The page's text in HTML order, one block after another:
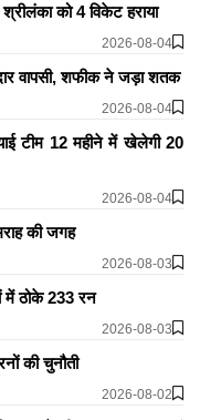
को 4 विकेट हराया
2026-08-04
वापसी, शफीक ने जड़ा शतक
2026-08-04
टीम 12 महीने में खेलेगी 20
2026-08-04
की जगह
2026-08-03
में ठोके 233 रन
2026-08-03
की चुनौती
2026-08-02